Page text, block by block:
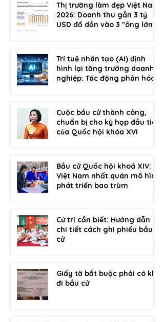
Thị trường làm đẹp Việt Nam
2026: Doanh thu gần 3 tỷ
USD đổ dồn vào 3 "ông lớn"
Trí tuệ nhân tạo (AI) định
hình lại tăng trưởng doanh
nghiệp: Tác động phân hóa
Cuộc bầu cử thành công,
chuẩn bị cho kỳ họp đầu tiên
của Quốc hội khóa XVI
Bầu cử Quốc hội khoá XIV:
Việt Nam nhất quán mô hình
phát triển bao trùm
Cử tri cần biết: Hướng dẫn
chi tiết cách ghi phiếu bầu
cử
Giấy tờ bắt buộc phải có khi
đi bầu cử